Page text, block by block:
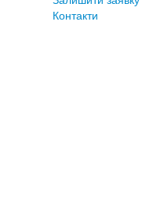
Контакти